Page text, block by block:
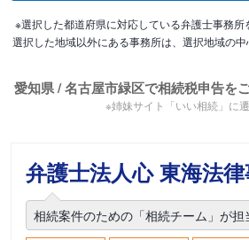
※選択した都道府県に対応している弁護士事務
選択した地域以外にある事務所は、選択地域の中
愛知県 / 名古屋市緑区で相続税申告を
※姉妹サイト「いい相続」に
弁護士法人心 東海法
相続案件のための「相続チーム」が担